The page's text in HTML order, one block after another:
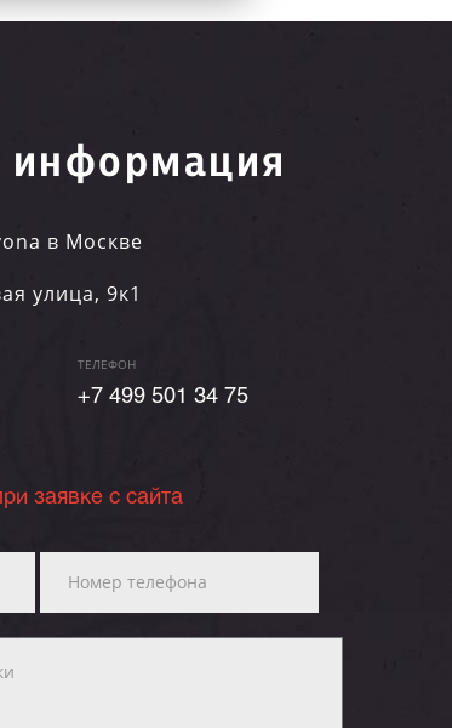
информация
в Москве
улица, 9к1
ТЕЛЕФОН
+7 499 501 34 75
заявке с сайта